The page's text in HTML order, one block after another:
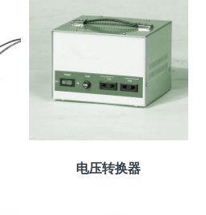
电压转换器